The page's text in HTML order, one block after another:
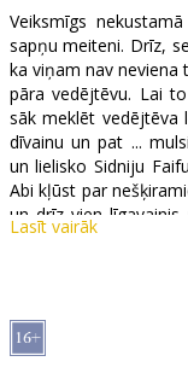
Kino
Klubs
Veiksmīgs
sapņu meiteni. Drīz,
ka viņam nav neviena
pāra vedējtēvu. Lai
sāk meklēt vedējtēva
dīvainu un pat ...
un lielisko Sidniju
Abi kļūst par
un drīz vien
jauniegūtais „bračka”.
Režisors: John Hamburg
Lasīt vairāk